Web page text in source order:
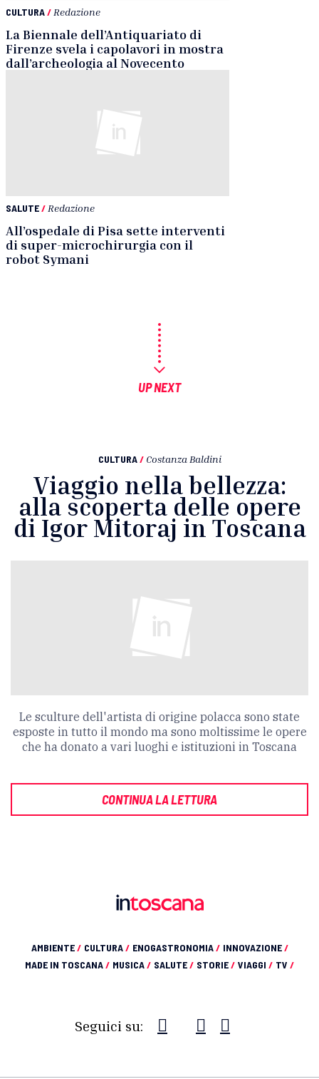
CULTURA/ Redazione
La Biennale dell’Antiquariato di
Firenze svela i capolavori in mostra
dall’archeologia al Novecento
SALUTE/ Redazione
All’ospedale di Pisa sette interventi
di super-microchirurgia con il
robot Symani
UP NEXT
CULTURA / Costanza Baldini
Viaggio nella bellezza:
alla scoperta delle opere
di Igor Mitoraj in Toscana
Le sculture dell'artista di origine polacca sono state
esposte in tutto il mondo ma sono moltissime le opere
che ha donato a vari luoghi e istituzioni in Toscana
CONTINUA LA LETTURA
AMBIENTE/ CULTURA/ ENOGASTRONOMIA/ INNOVAZIONE/
MADE IN TOSCANA/ MUSICA/ SALUTE/ STORIE/ VIAGGI / TV /
Seguici su: